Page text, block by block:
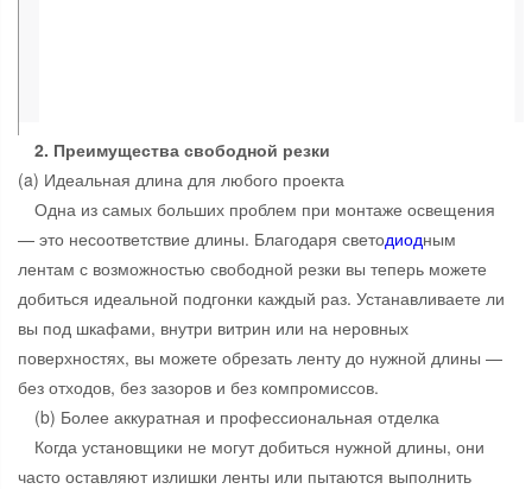
2. Преимущества свободной резки
(a) Идеальная длина для любого проекта
Одна из самых больших проблем при монтаже освещения
— это несоответствие длины. Благодаря светодиодным
лентам с возможностью свободной резки вы теперь можете
добиться идеальной подгонки каждый раз. Устанавливаете ли
вы под шкафами, внутри витрин или на неровных
поверхностях, вы можете обрезать ленту до нужной длины —
без отходов, без зазоров и без компромиссов.
(b) Более аккуратная и профессиональная отделка
Когда установщики не могут добиться нужной длины, они
часто оставляют излишки ленты или пытаются выполнить